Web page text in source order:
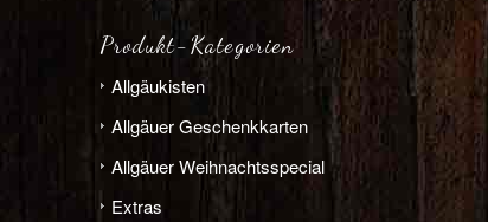
Produkt-Kategorien
Allgäu­­kisten
Allgäuer Geschenkkarten
Allgäuer Weihnachts­­special
Extras